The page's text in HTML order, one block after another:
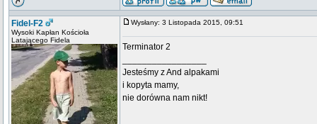
Fidel-F2
Wysoki Kapłan Kościoła
Latającego Fidela
Wysłany: 3 Listopada 2015, 09:51
Terminator 2
Jesteśmy z And alpakami
i kopyta mamy,
nie dorówna nam nikt!